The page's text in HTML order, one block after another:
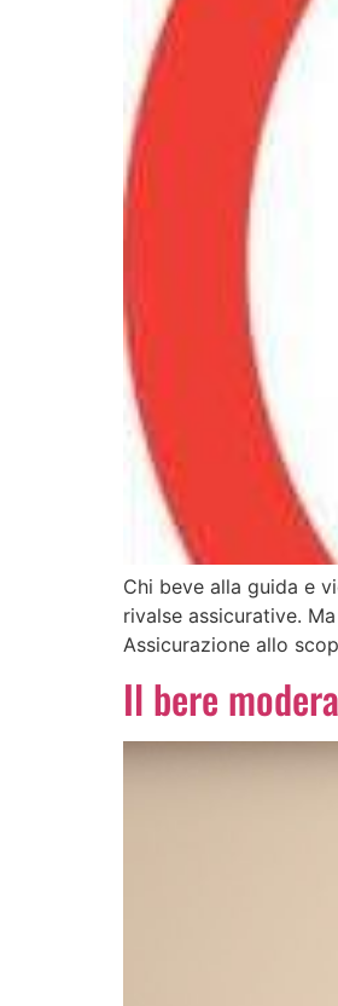
Chi beve alla guida e
rivalse assicurative.
Assicurazione allo
Il bere